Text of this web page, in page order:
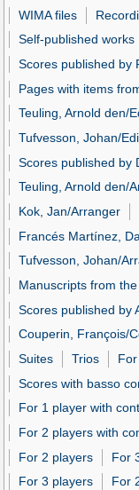
WIMA files
Self-published works
Scores published
Pages with items
Teuling, Arnold den/
Tufvesson, Johan/
Scores published by
Teuling, Arnold den/
Kok, Jan/Arranger
Francés Martínez,
Tufvesson, Johan/
Manuscripts from
Scores published by
Couperin, François/
Suites
Trios
Scores with basso
For 1 player with
For 2 players with
For 2 players
For
For 3 players
For